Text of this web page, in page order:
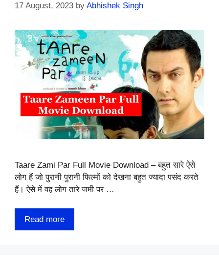
17 August, 2023 by Abhishek Singh
Taare Zami Par Full Movie Download – बहुत सारे ऐसे
लोग हैं जो पुरानी पुरानी फिल्मों को देखना बहुत ज्यादा पसंद करते
हैं। ऐसे में वह लोग तारे जमी पर …
Read more